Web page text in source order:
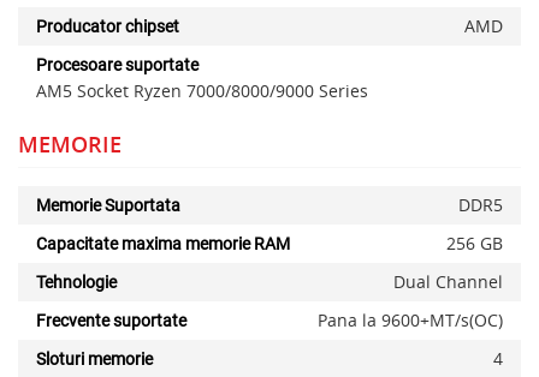
Producator chipset AMD
Procesoare suportate
AM5 Socket Ryzen 7000/8000/9000 Series
MEMORIE
Memorie Suportata DDR5
Capacitate maxima memorie RAM 256 GB
Tehnologie Dual Channel
Frecvente suportate Pana la 9600+MT/s(OC)
Sloturi memorie 4